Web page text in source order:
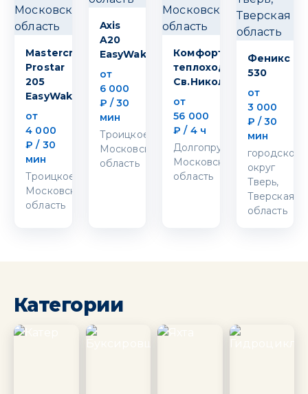
Mastercraft
Prostar
205
EasyWake
от
4 000
₽ / 30
мин
Троицкое,
Московская
область
Axis
A20
EasyWake
от
6 000
₽ / 30
мин
Троицкое,
Московская
область
Комфортабельный
теплоход
Св.Николай
от
56 000
₽ / 4 ч
Долгопрудный,
Московская
область
Феникс
530
от
3 000
₽ / 30
мин
городской
округ
Тверь,
Тверская
область
Категории